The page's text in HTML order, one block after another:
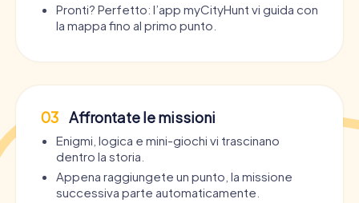
Pronti? Perfetto: l’app myCityHunt vi guida con
la mappa fino al primo punto.
03 Affrontate le missioni
Enigmi, logica e mini-giochi vi trascinano
dentro la storia.
Appena raggiungete un punto, la missione
successiva parte automaticamente.